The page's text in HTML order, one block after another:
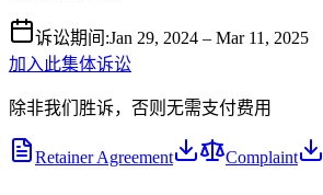
诉讼期间 :Jan 29, 2024 – Mar 11, 2025
加入此集体诉讼
除非我们胜诉，否则无需支付费用
Retainer Agreement Complaint